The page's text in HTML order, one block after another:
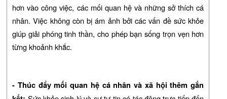
hơn vào công việc, các mối quan hệ và những sở thích cá
nhân. Việc không còn bị ám ảnh bởi các vấn đề sức khỏe
giúp giải phóng tinh thần, cho phép bạn sống trọn vẹn hơn
từng khoảnh khắc.
- Thúc đẩy mối quan hệ cá nhân và xã hội thêm gắn